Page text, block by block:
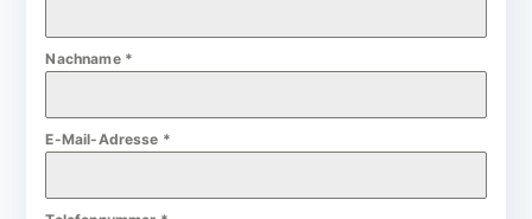
Nachname *
E-Mail-Adresse *